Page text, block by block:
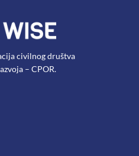
civilnog društva
– CPOR.